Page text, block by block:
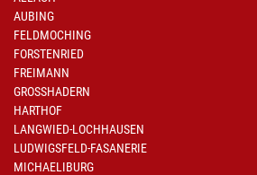
AUBING
FELDMOCHING
FORSTENRIED
FREIMANN
GROSSHADERN
HARTHOF
LANGWIED-LOCHHAUSEN
LUDWIGSFELD-FASANERIE
MICHAELIBURG